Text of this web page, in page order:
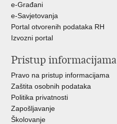
e-Građani
e-Savjetovanja
Portal otvorenih podataka RH
Izvozni portal
Pristup informacijama
Pravo na pristup informacijama
Zaštita osobnih podataka
Politika privatnosti
Zapošljavanje
Školovanje